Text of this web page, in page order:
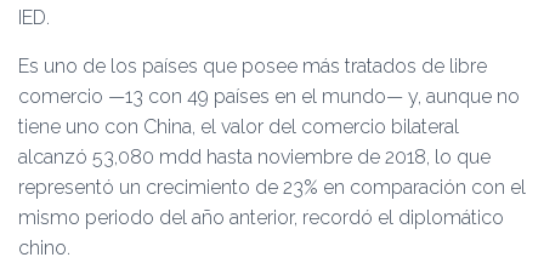
IED.
Es uno de los países que posee más tratados de libre
comercio —13 con 49 países en el mundo— y, aunque no
tiene uno con China, el valor del comercio bilateral
alcanzó 53,080 mdd hasta noviembre de 2018, lo que
representó un crecimiento de 23% en comparación con el
mismo periodo del año anterior, recordó el diplomático
chino.